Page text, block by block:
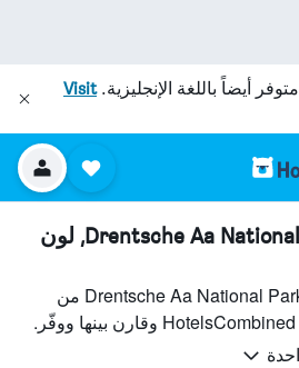
متوفر أيضاً باللغة الإنجليزية.Visit
الفنادقبجانب Drentsche Aa National Park, لون
ابحث عن فنادق بجانب Drentsche Aa National Park من